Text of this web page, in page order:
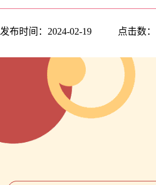
发布时间： 2024-02-19 点击数：